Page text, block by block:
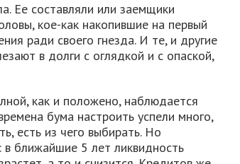
Ее составляли или заемщики
кое-как накопившие на первый
ради своего гнезда. И те, и другие
в долги с оглядкой и с опаской,
как и положено, наблюдается
бума настроить успели много,
есть из чего выбирать. Но
ближайшие 5 лет ликвидность